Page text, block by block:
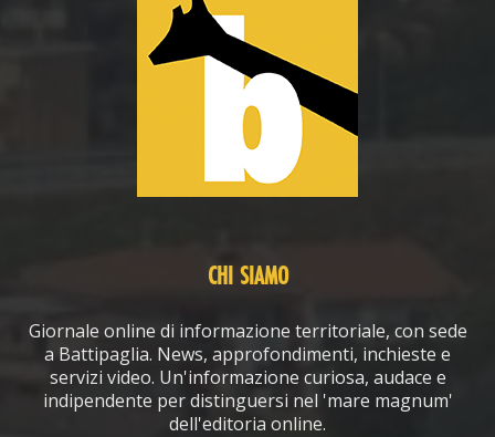
CHI SIAMO
Giornale online di informazione territoriale, con sede
a Battipaglia. News, approfondimenti, inchieste e
servizi video. Un'informazione curiosa, audace e
indipendente per distinguersi nel 'mare magnum'
dell'editoria online.